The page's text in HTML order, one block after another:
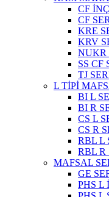
CF
CF
KRE
KRV
NUKR
SS CF
TJ
L TİPİ
BI L
BI R
CS L
CS R
RBL L
RBL R
MAFSAL
GE
PHS L